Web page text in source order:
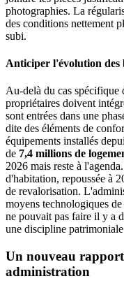
photographies. La
des conditions nettement
subi.
Anticiper l'évolution des
Au-delà du cas
propriétaires doivent
sont entrées dans une
dite des éléments de
équipements installés
de 7,4 millions de
2026 mais reste à
d'habitation, repoussée à
de revalorisation.
moyens technologiques
ne pouvait pas faire il y a
une discipline patrimoniale
Un nouveau
administration